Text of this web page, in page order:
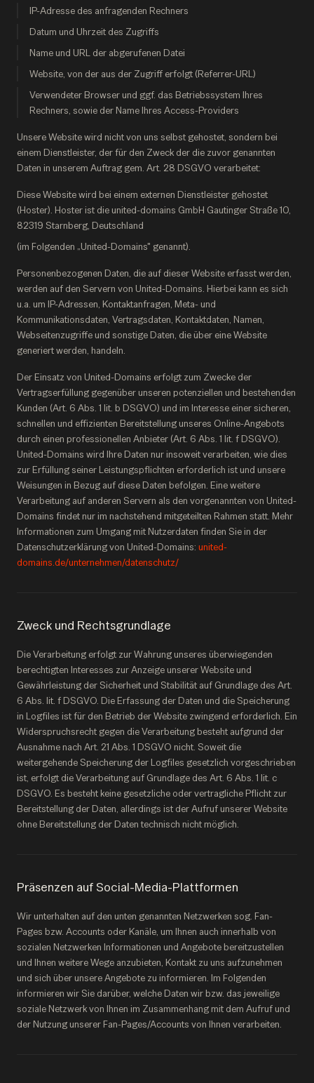
IP-Adresse des anfragenden Rechners
Datum und Uhrzeit des Zugriffs
Name und URL der abgerufenen Datei
Website, von der aus der Zugriff erfolgt (Referrer-URL)
Verwendeter Browser und ggf. das Betriebssystem Ihres
Rechners, sowie der Name Ihres Access-Providers
Unsere Website wird nicht von uns selbst gehostet, sondern bei
einem Dienstleister, der für den Zweck der die zuvor genannten
Daten in unserem Auftrag gem. Art. 28 DSGVO verarbeitet:
Diese Website wird bei einem externen Dienstleister gehostet
(Hoster). Hoster ist die united-domains GmbH Gautinger Straße 10,
82319 Starnberg, Deutschland
(im Folgenden „United-Domains" genannt).
Personenbezogenen Daten, die auf dieser Website erfasst werden,
werden auf den Servern von United-Domains. Hierbei kann es sich
u.a. um IP-Adressen, Kontaktanfragen, Meta- und
Kommunikationsdaten, Vertragsdaten, Kontaktdaten, Namen,
Webseitenzugriffe und sonstige Daten, die über eine Website
generiert werden, handeln.
Der Einsatz von United-Domains erfolgt zum Zwecke der
Vertragserfüllung gegenüber unseren potenziellen und bestehenden
Kunden (Art. 6 Abs. 1 lit. b DSGVO) und im Interesse einer sicheren,
schnellen und effizienten Bereitstellung unseres Online-Angebots
durch einen professionellen Anbieter (Art. 6 Abs. 1 lit. f DSGVO).
United-Domains wird Ihre Daten nur insoweit verarbeiten, wie dies
zur Erfüllung seiner Leistungspflichten erforderlich ist und unsere
Weisungen in Bezug auf diese Daten befolgen. Eine weitere
Verarbeitung auf anderen Servern als den vorgenannten von United-
Domains findet nur im nachstehend mitgeteilten Rahmen statt. Mehr
Informationen zum Umgang mit Nutzerdaten finden Sie in der
Datenschutzerklärung von United-Domains: united-
domains.de/unternehmen/datenschutz/
Zweck und Rechtsgrundlage
Die Verarbeitung erfolgt zur Wahrung unseres überwiegenden
berechtigten Interesses zur Anzeige unserer Website und
Gewährleistung der Sicherheit und Stabilität auf Grundlage des Art.
6 Abs. lit. f DSGVO. Die Erfassung der Daten und die Speicherung
in Logfiles ist für den Betrieb der Website zwingend erforderlich. Ein
Widerspruchsrecht gegen die Verarbeitung besteht aufgrund der
Ausnahme nach Art. 21 Abs. 1 DSGVO nicht. Soweit die
weitergehende Speicherung der Logfiles gesetzlich vorgeschrieben
ist, erfolgt die Verarbeitung auf Grundlage des Art. 6 Abs. 1 lit. c
DSGVO. Es besteht keine gesetzliche oder vertragliche Pflicht zur
Bereitstellung der Daten, allerdings ist der Aufruf unserer Website
ohne Bereitstellung der Daten technisch nicht möglich.
Präsenzen auf Social-Media-Plattformen
Wir unterhalten auf den unten genannten Netzwerken sog. Fan-
Pages bzw. Accounts oder Kanäle, um Ihnen auch innerhalb von
sozialen Netzwerken Informationen und Angebote bereitzustellen
und Ihnen weitere Wege anzubieten, Kontakt zu uns aufzunehmen
und sich über unsere Angebote zu informieren. Im Folgenden
informieren wir Sie darüber, welche Daten wir bzw. das jeweilige
soziale Netzwerk von Ihnen im Zusammenhang mit dem Aufruf und
der Nutzung unserer Fan-Pages/Accounts von Ihnen verarbeiten.